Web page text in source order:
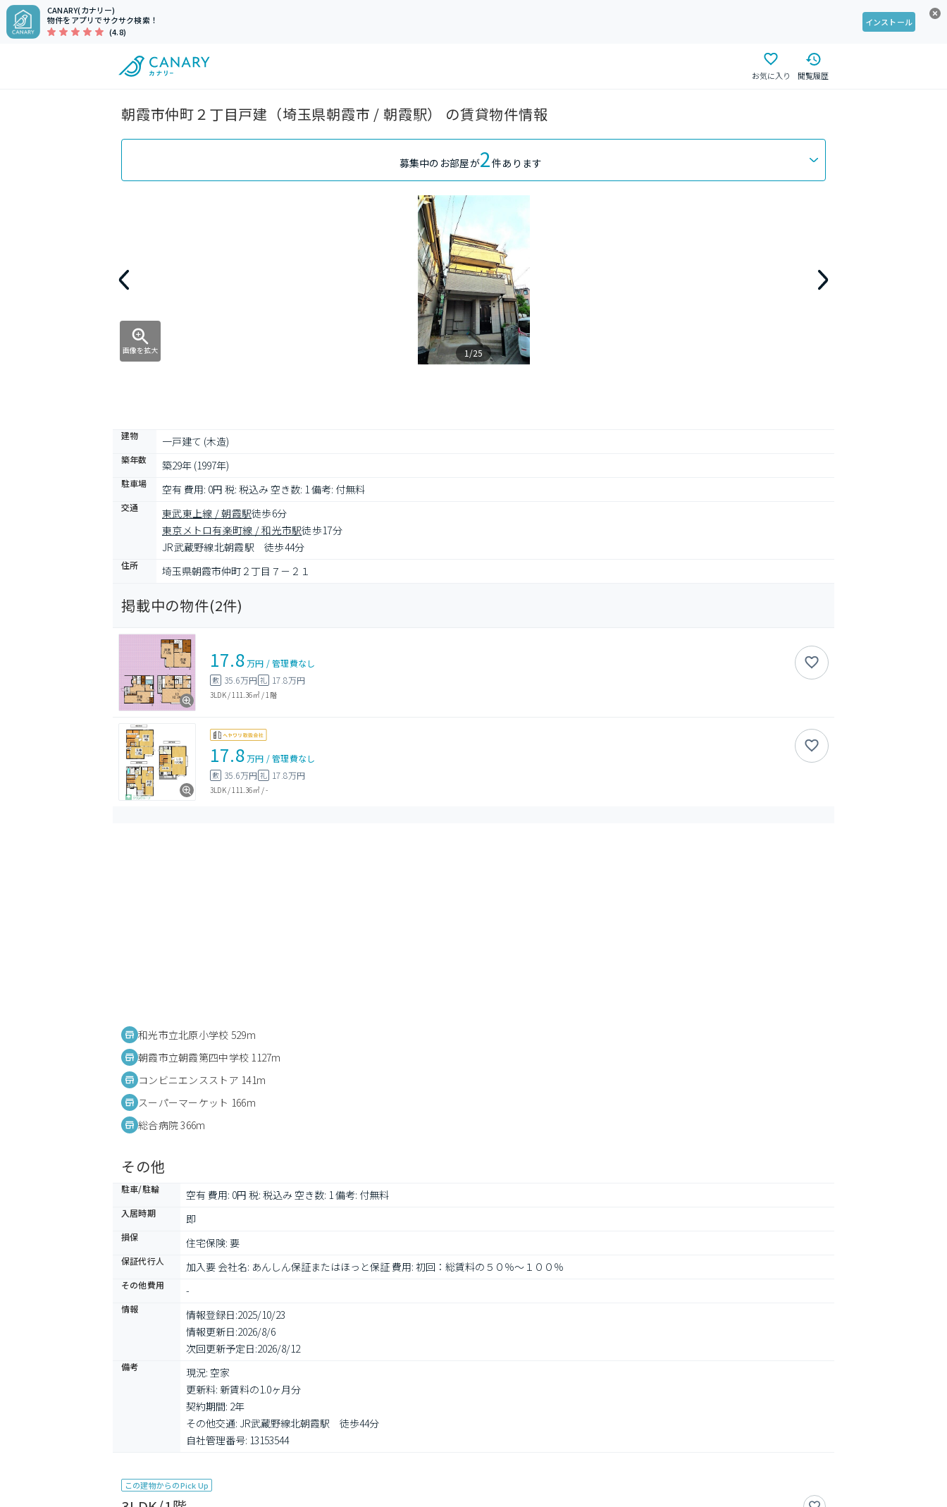
CANARY(カナリー)
物件をアプリでサクサク検索！
(4.8)
インストール
お気に入り 閲覧履歴
朝霞市仲町２丁目戸建（埼玉県朝霞市 / 朝霞駅） の賃貸物件情報
募集中のお部屋が2件あります
画像を拡大 1/25
建物 一戸建て (木造)
築年数 築29年 (1997年)
駐車場 空有 費用: 0円 税: 税込み 空き数: 1 備考: 付無料
交通 東武東上線 / 朝霞駅徒歩6分
東京メトロ有楽町線 / 和光市駅徒歩17分
JR武蔵野線北朝霞駅　徒歩44分
住所 埼玉県朝霞市仲町２丁目７－２１
掲載中の物件(2件)
17.8万円 /管理費なし
敷 35.6万円 礼 17.8万円
3LDK/ 111.36㎡/ 1階
17.8万円 /管理費なし
敷 35.6万円 礼 17.8万円
3LDK/111.36㎡/-
和光市立北原小学校 529m
朝霞市立朝霞第四中学校 1127m
コンビニエンスストア 141m
スーパーマーケット 166m
総合病院 366m
その他
駐車/駐輪 空有 費用: 0円 税: 税込み 空き数: 1 備考: 付無料
入居時期 即
損保 住宅保険: 要
保証代行人 加入要 会社名: あんしん保証またはほっと保証 費用: 初回：総賃料の５０％～１００％
その他費用 -
情報 情報登録日:2025/10/23
情報更新日:2026/8/6
次回更新予定日:2026/8/12
備考
現況: 空家
更新料: 新賃料の1.0ヶ月分
契約期間: 2年
その他交通: JR武蔵野線北朝霞駅　徒歩44分
自社管理番号: 13153544
この建物からのPick Up